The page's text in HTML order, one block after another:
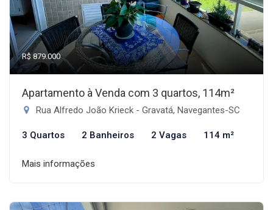
R$ 879.000
Apartamento à Venda com 3 quartos, 114m²
Rua Alfredo João Krieck - Gravatá, Navegantes-SC
3 Quartos 2 Banheiros 2 Vagas 114 m²
Mais informações